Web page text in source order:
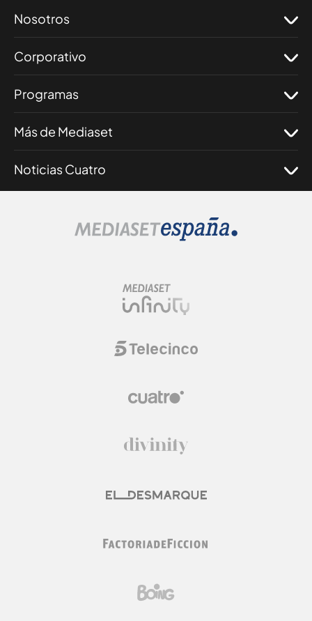
Nosotros
Corporativo
Programas
Más de Mediaset
Noticias Cuatro